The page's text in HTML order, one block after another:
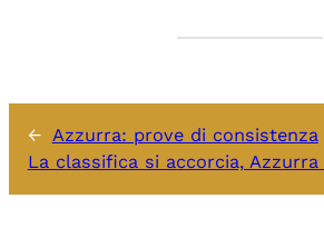
← Azzurra: prove di consistenza
La classifica si accorcia,